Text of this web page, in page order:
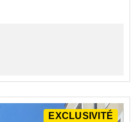
EXCLUSIVITÉ